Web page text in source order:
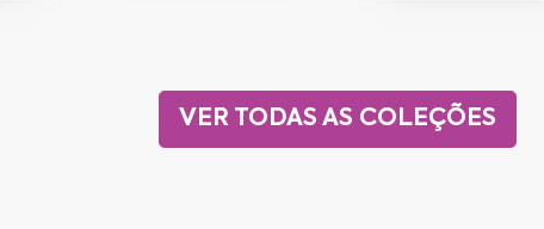
VER TODAS AS COLEÇÕES